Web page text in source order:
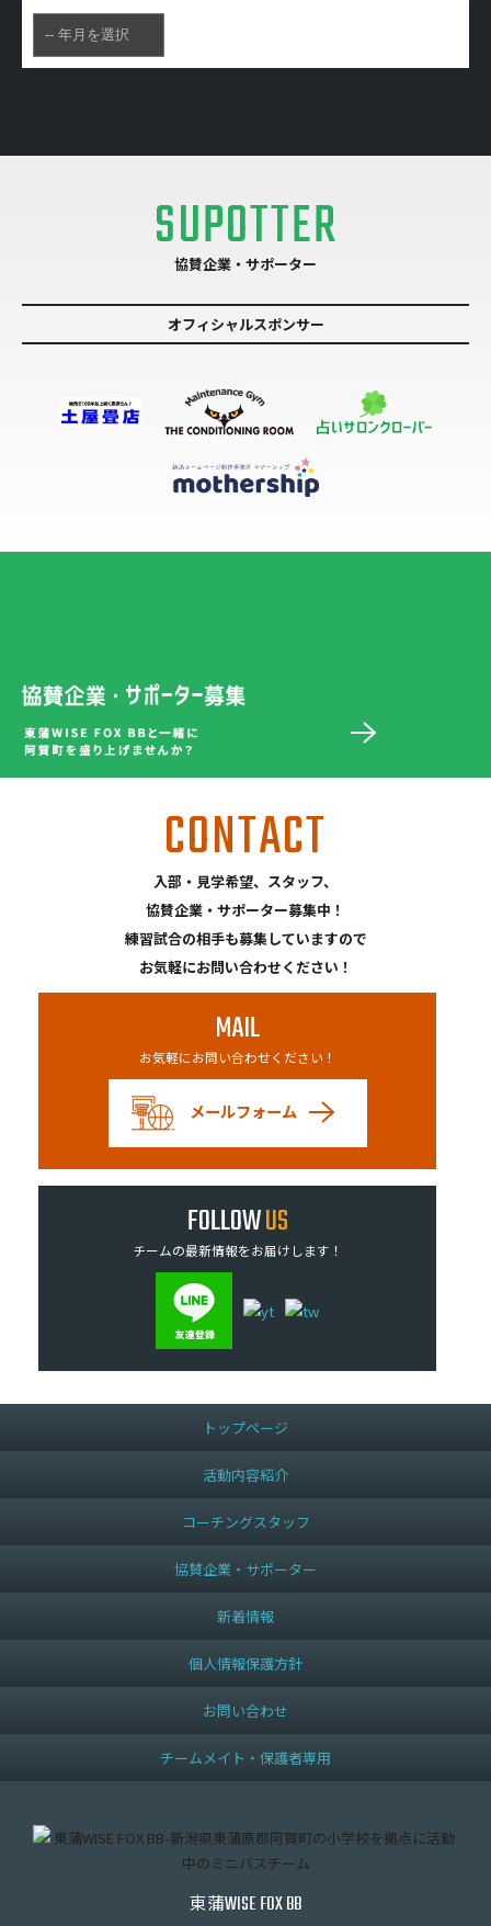
SUPOTTER
協賛企業・サポーター
オフィシャルスポンサー
CONTACT
入部・見学希望、スタッフ、
協賛企業・サポーター募集中！
練習試合の相手も募集していますので
お気軽にお問い合わせください！
MAIL
お気軽にお問い合わせください！
メールフォーム
FOLLOWUS
チームの最新情報をお届けします！
トップページ
活動内容紹介
コーチングスタッフ
協賛企業・サポーター
新着情報
個人情報保護方針
お問い合わせ
チームメイト・保護者専用
東蒲WISE FOX BB